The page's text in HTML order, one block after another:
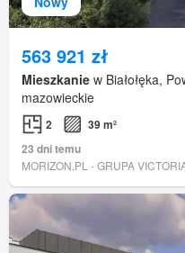
563 921 zł
Mieszkanie w Białołęka,
mazowieckie
2
39 m²
23 dni temu
MORIZON.PL - GRUPA